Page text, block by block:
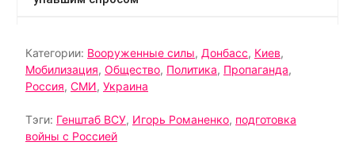
Категории: Вооруженные силы, Донбасс, Киев,
Мобилизация, Общество, Политика, Пропаганда,
Россия, СМИ, Украина
Тэги: Генштаб ВСУ, Игорь Романенко, подготовка
войны с Россией